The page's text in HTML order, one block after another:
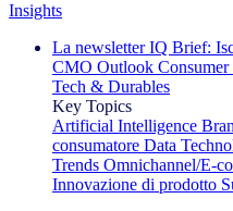
Insights
La newsletter IQ Brief:
CMO Outlook
Tech & Durables
Key Topics
Artificial Intelligence
consumatore Data
Trends Omnichannel/E-
Innovazione di prodotto